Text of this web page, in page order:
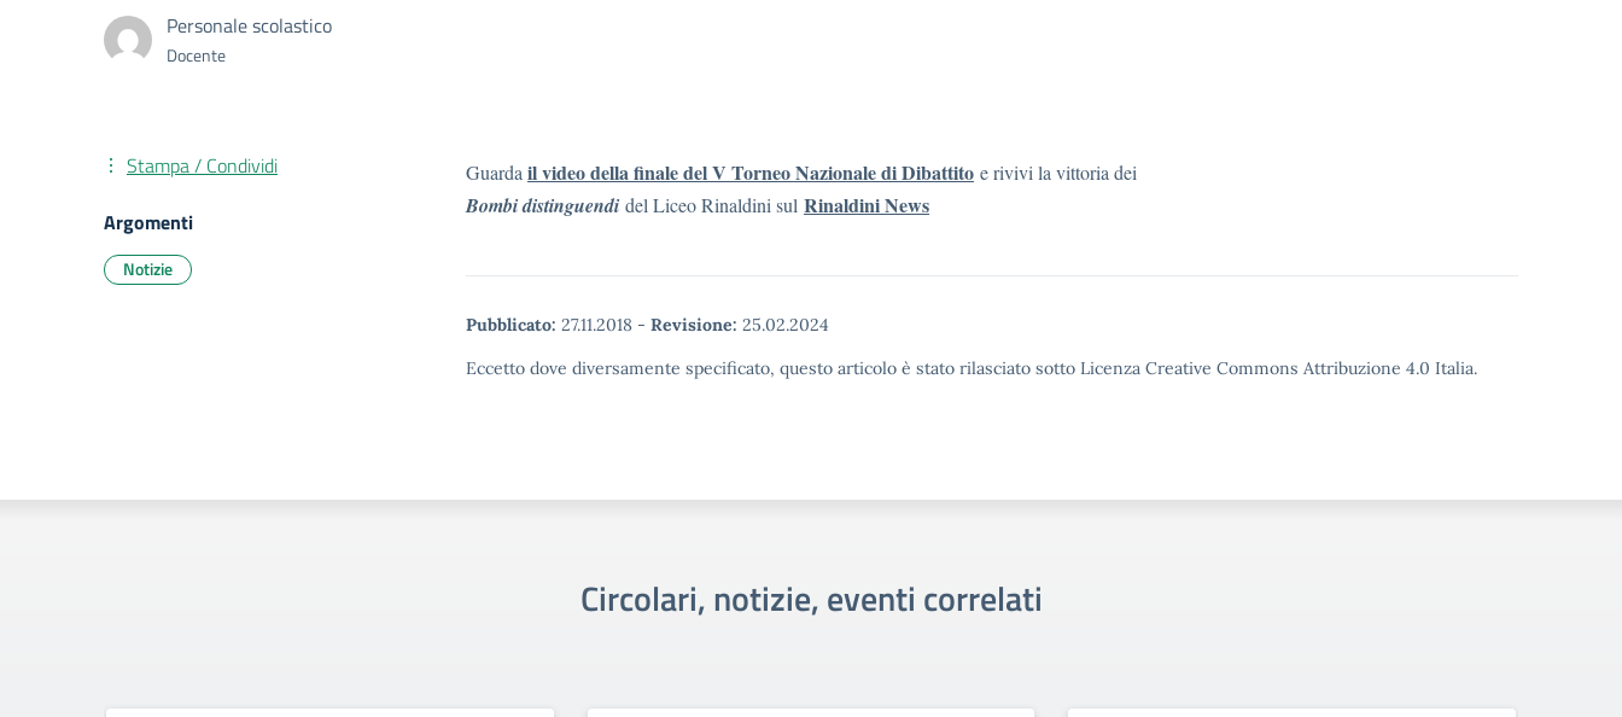
Personale scolastico
Docente
Guarda il video della finale del V Torneo Nazionale di Dibattito e rivivi la vittoria dei
Bombi distinguendi del Liceo Rinaldini sul Rinaldini News
Pubblicato: 27.11.2018 - Revisione: 25.02.2024
Eccetto dove diversamente specificato, questo articolo è stato rilasciato sotto Licenza Creative Commons Attribuzione 4.0 Italia.
Stampa / Condividi
Argomenti
Notizie
Circolari, notizie, eventi correlati